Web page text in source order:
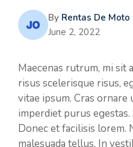
By Rentas De Moto
June 2, 2022
Maecenas rutrum, mi
risus scelerisque risus,
vitae ipsum. Cras ornare
imperdiet purus
Donec et facilisis lorem.
malesuada tellus. In